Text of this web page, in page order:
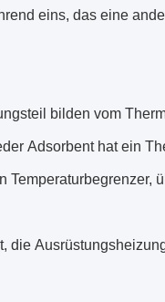
eins, das eine
bilden vom
Adsorbent hat ein
die